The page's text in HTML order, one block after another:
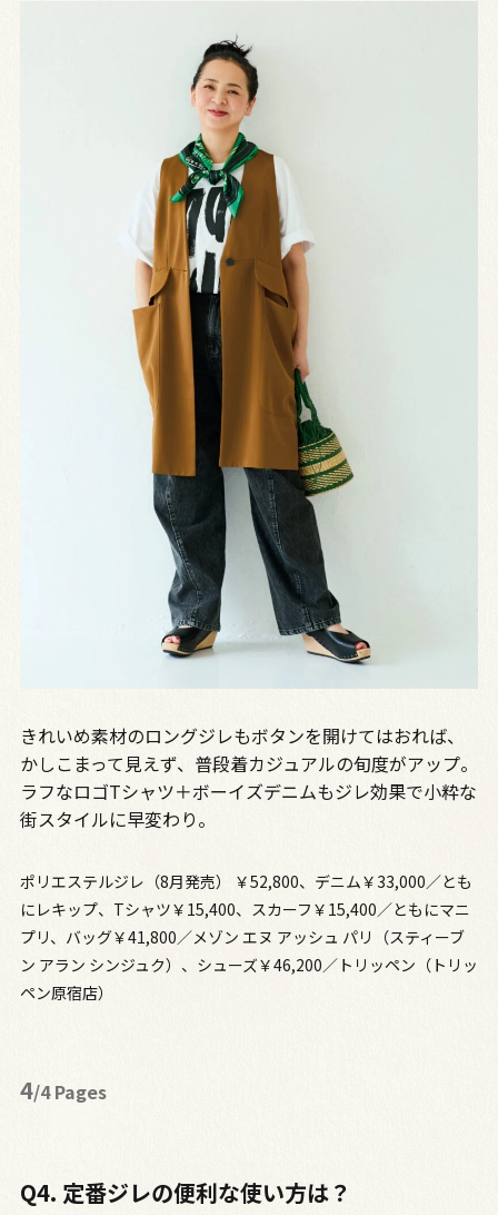
きれいめ素材のロングジレもボタンを開けてはおれば、
かしこまって見えず、普段着カジュアルの旬度がアップ。
ラフなロゴTシャツ＋ボーイズデニムもジレ効果で小粋な
街スタイルに早変わり。
ポリエステルジレ（8月発売） ￥52,800、デニム￥33,000／とも
にレキップ、Tシャツ￥15,400、スカーフ￥15,400／ともにマニ
プリ、バッグ￥41,800／メゾン エヌ アッシュ パリ（スティーブ
ン アラン シンジュク）、シューズ￥46,200／トリッペン（トリッ
ペン原宿店）
4/4 Pages
Q4. 定番ジレの便利な使い方は？